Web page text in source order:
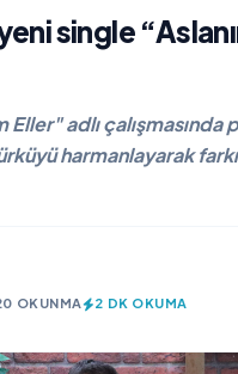
single
Eller" adlı çalışmasında
harmanlayarak
OKUNMA 2 DK OKUMA